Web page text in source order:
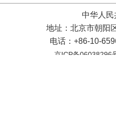
中华人
地址：北京市朝阳
电话：+86-10-
京ICP备06038296